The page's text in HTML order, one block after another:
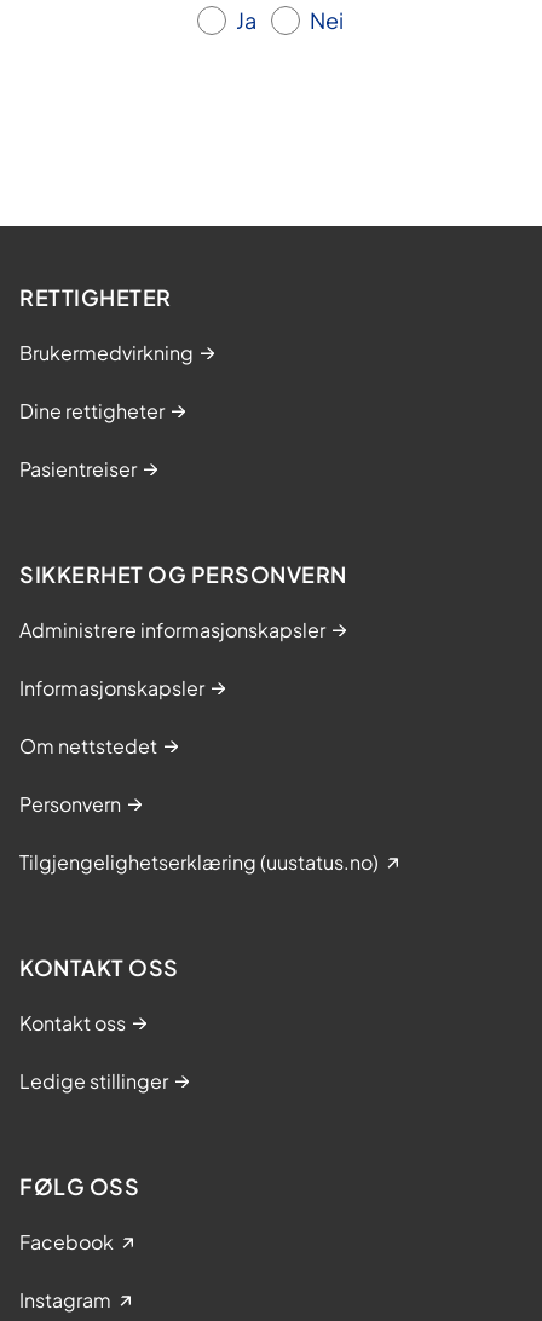
Ja Nei
RETTIGHETER
Brukermedvirkning
Dine rettigheter
Pasientreiser
SIKKERHET OG PERSONVERN
Administrere informasjonskapsler
Informasjonskapsler
Om nettstedet
Personvern
Tilgjengelighetserklæring (uustatus.no)
KONTAKT OSS
Kontakt oss
Ledige stillinger
FØLG OSS
Facebook
Instagram